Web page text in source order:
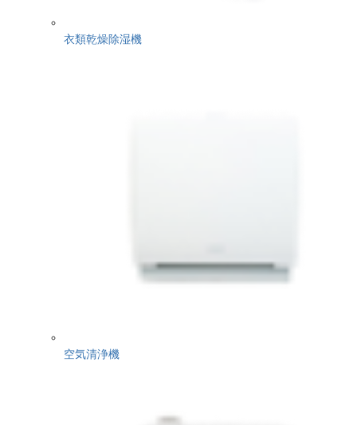
衣類乾燥除湿機
空気清浄機